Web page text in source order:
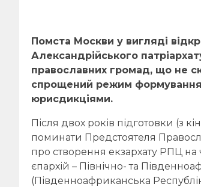
Помста Москви у вигляді
Александрійського
православних громад, що не
спрощений режим формування
юрисдикціями.
Після двох років підготовки (з
поминати Предстоятеля
про створення екзархату РПЦ
єпархій – Північно- та
(Південноафриканська